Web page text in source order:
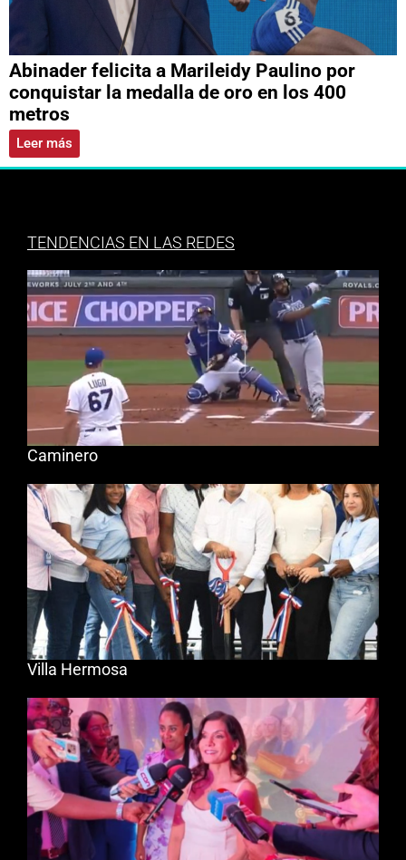
Abinader felicita a Marileidy Paulino por
conquistar la medalla de oro en los 400
metros
Leer más
TENDENCIAS EN LAS REDES
Caminero
Villa Hermosa